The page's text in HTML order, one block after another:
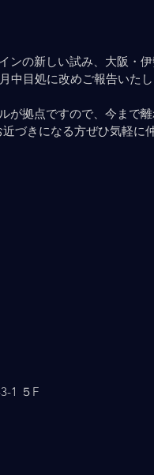
ンの新しい試み、大阪・
中目処に改めご報告いたし
が拠点ですので、今まで
づきになる方ぜひ気軽に
1 ５F